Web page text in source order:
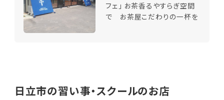
フェ」 お茶香るやすらぎ空間
で お茶屋こだわりの一杯を
日立市の習い事・スクールのお店